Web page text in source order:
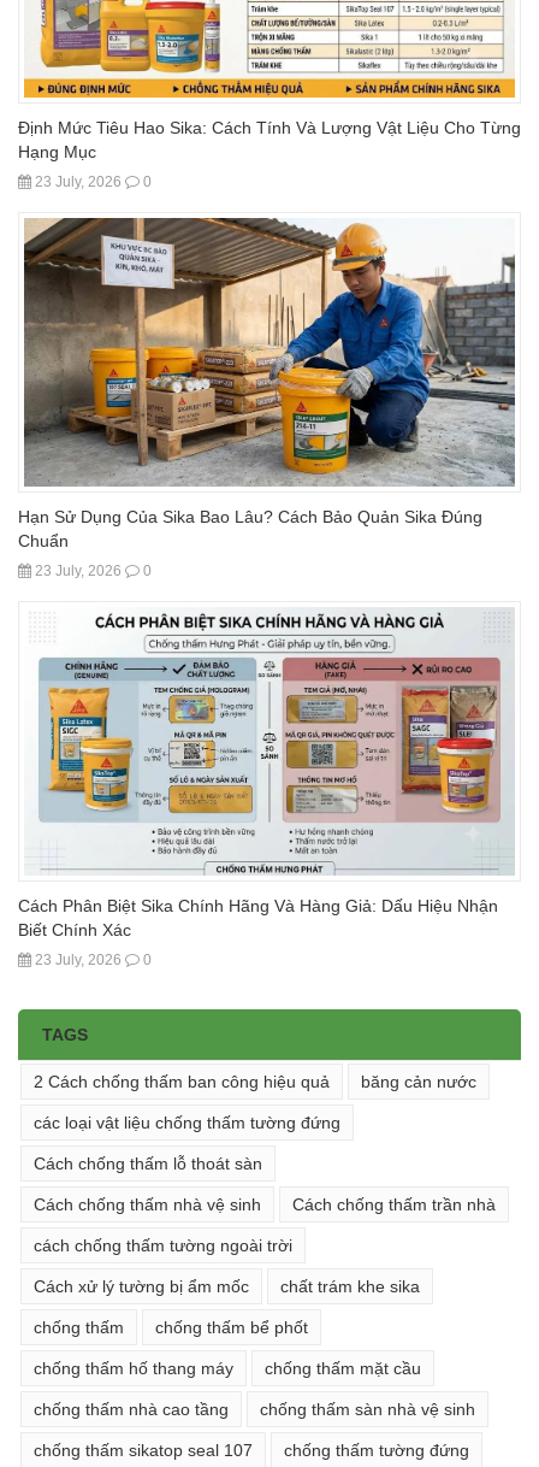
Định Mức Tiêu Hao Sika: Cách Tính Và Lượng Vật Liệu Cho Từng
Hạng Mục
23 July, 2026 0
Hạn Sử Dụng Của Sika Bao Lâu? Cách Bảo Quản Sika Đúng
Chuẩn
23 July, 2026 0
Cách Phân Biệt Sika Chính Hãng Và Hàng Giả: Dấu Hiệu Nhận
Biết Chính Xác
23 July, 2026 0
TAGS
2 Cách chống thấm ban công hiệu quả băng cản nước
các loại vật liệu chống thấm tường đứng
Cách chống thấm lỗ thoát sàn
Cách chống thấm nhà vệ sinh Cách chống thấm trần nhà
cách chống thấm tường ngoài trời
Cách xử lý tường bị ẩm mốc chất trám khe sika
chống thấm chống thấm bể phốt
chống thấm hố thang máy chống thấm mặt cầu
chống thấm nhà cao tầng chống thấm sàn nhà vệ sinh
chống thấm sikatop seal 107 chống thấm tường đứng